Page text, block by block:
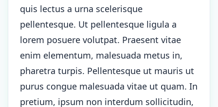
quis lectus a urna scelerisque
pellentesque. Ut pellentesque ligula a
lorem posuere volutpat. Praesent vitae
enim elementum, malesuada metus in,
pharetra turpis. Pellentesque ut mauris ut
purus congue malesuada vitae ut quam. In
pretium, ipsum non interdum sollicitudin,